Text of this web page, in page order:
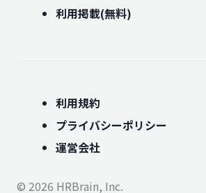
利用掲載(無料)
利用規約
プライバシーポリシー
運営会社
© 2026 HRBrain, Inc.